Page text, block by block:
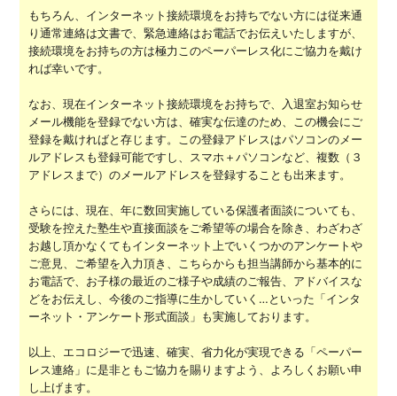
もちろん、インターネット接続環境をお持ちでない方には従来通
り通常連絡は文書で、緊急連絡はお電話でお伝えいたしますが、
接続環境をお持ちの方は極力このペーパーレス化にご協力を戴け
れば幸いです。
なお、現在インターネット接続環境をお持ちで、入退室お知らせ
メール機能を登録でない方は、確実な伝達のため、この機会にご
登録を戴ければと存じます。この登録アドレスはパソコンのメー
ルアドレスも登録可能ですし、スマホ＋パソコンなど、複数（３
アドレスまで）のメールアドレスを登録することも出来ます。
さらには、現在、年に数回実施している保護者面談についても、
受験を控えた塾生や直接面談をご希望等の場合を除き、わざわざ
お越し頂かなくてもインターネット上でいくつかのアンケートや
ご意見、ご希望を入力頂き、こちらからも担当講師から基本的に
お電話で、お子様の最近のご様子や成績のご報告、アドバイスな
どをお伝えし、今後のご指導に生かしていく…といった「インタ
ーネット・アンケート形式面談」も実施しております。
以上、エコロジーで迅速、確実、省力化が実現できる「ペーパー
レス連絡」に是非ともご協力を賜りますよう、よろしくお願い申
し上げます。